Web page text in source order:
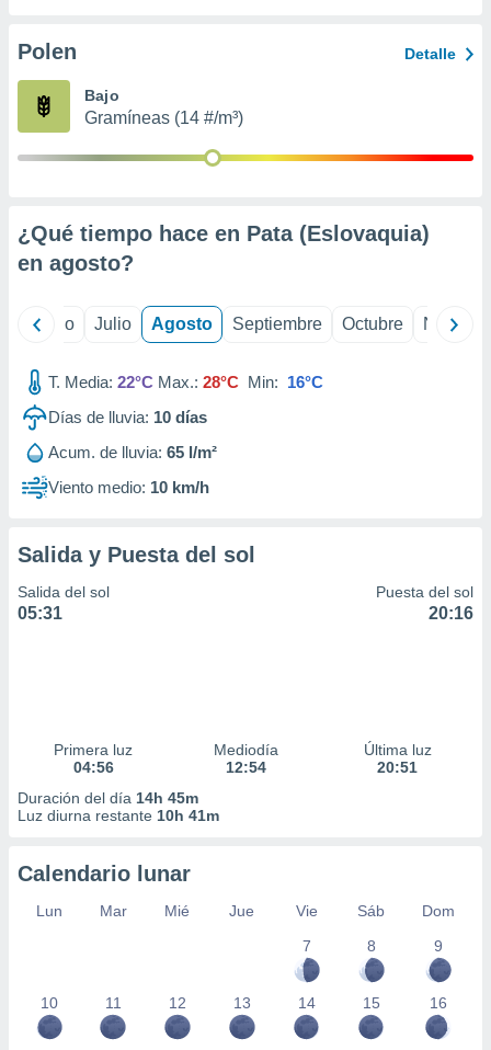
e
mediante
de
1199
Polen Detalle
Bajo
Gramíneas (14 #/m³)
¿Qué tiempo hace en Pata (Eslovaquia)
en agosto?
Junio Julio Agosto Septiembre Octubre
T. Media: 22°C Max.: 28°C Min: 16°C
Días de lluvia: 10 días
Acum. de lluvia: 65 l/m²
Viento medio: 10 km/h
Salida y Puesta del sol
Salida del sol
05:31
Puesta del sol
20:16
Primera luz
04:56
Mediodía
12:54
Última luz
20:51
Duración del día 14h 45m
Luz diurna restante 10h 41m
Calendario lunar
Lun Mar Mié Jue Vie Sáb
Dom
7
8 9
10 11 12 13 14 15 16